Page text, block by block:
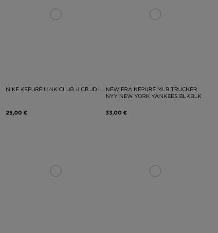
NIKE KEPURĖ U NK CLUB U CB JDI L
25,00 €
NEW ERA KEPURĖ MLB TRUCKER
NYY NEW YORK YANKEES BLKBLK
33,00 €